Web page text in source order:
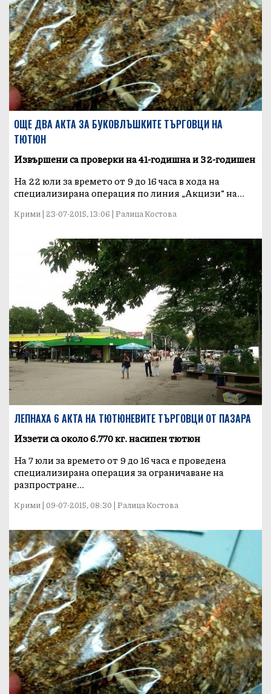
ОЩЕ ДВА АКТА ЗА БУКОВЛЪШКИТЕ ТЪРГОВЦИ НА
ТЮТЮН
Извършени са проверки на 41-годишна и 32-годишен
На 22 юли за времето от 9 до 16 часа в хода на
специализирана операция по линия „Акцизи“ на...
Крими | 23-07-2015, 13:06 | Ралица Костова
ЛЕПНАХА 6 АКТА НА ТЮТЮНЕВИТЕ ТЪРГОВЦИ ОТ ПАЗАРА
Иззети са около 6.770 кг. насипен тютюн
На 7 юли за времето от 9 до 16 часа е проведена
специализирана операция за ограничаване на
разпростране...
Крими | 09-07-2015, 08:30 | Ралица Костова